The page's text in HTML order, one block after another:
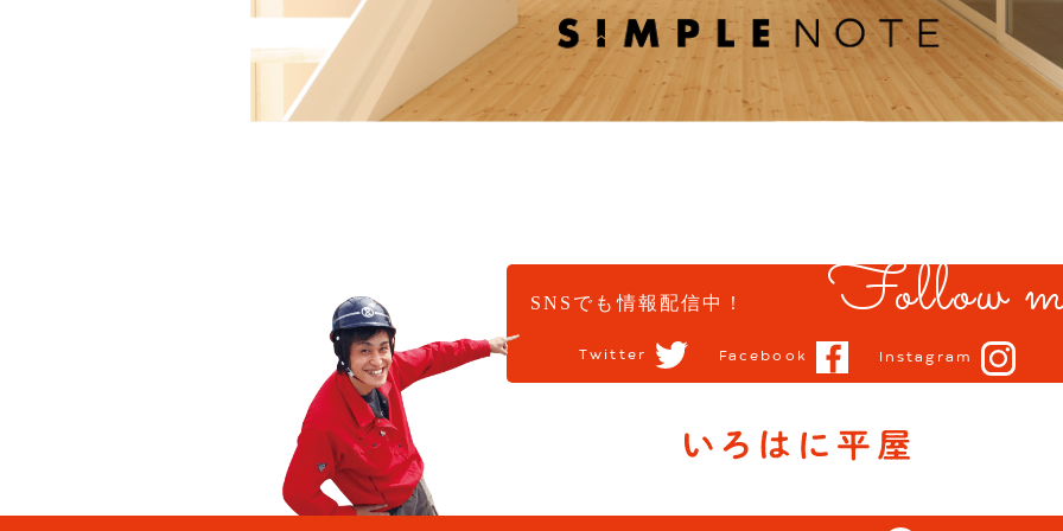
SNSでも情報配信中！ Follow
Twitter Facebook Instagram